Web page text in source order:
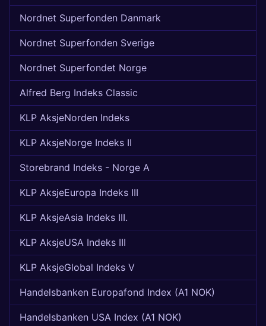
Nordnet Superfonden Danmark
Nordnet Superfonden Sverige
Nordnet Superfondet Norge
Alfred Berg Indeks Classic
KLP AksjeNorden Indeks
KLP AksjeNorge Indeks II
Storebrand Indeks - Norge A
KLP AksjeEuropa Indeks III
KLP AksjeAsia Indeks III.
KLP AksjeUSA Indeks III
KLP AksjeGlobal Indeks V
Handelsbanken Europafond Index (A1 NOK)
Handelsbanken USA Index (A1 NOK)